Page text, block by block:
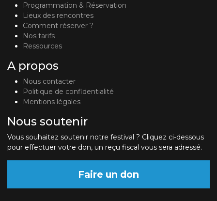
Programmation & Réservation
Lieux des rencontres
Comment réserver ?
Nos tarifs
Ressources
A propos
Nous contacter
Politique de confidentialité
Mentions légales
Nous soutenir
Vous souhaitez soutenir notre festival ? Cliquez ci-dessous
pour effectuer votre don, un reçu fiscal vous sera adressé.
Faire un don